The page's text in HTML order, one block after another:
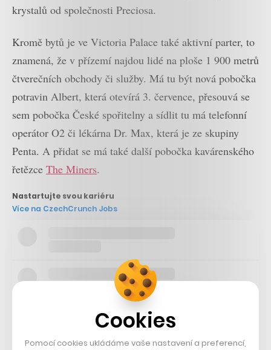
krystalů od společnosti Preciosa.
Kromě bytů je ve Victoria Palace také aktivní parter, to
znamená, že v přízemí najdou lidé na ploše 1 900 metrů
čtverečních obchody či služby. Má tu být nová pobočka
potravin Albert, která otevírá 3. července, přesouvá se
sem pobočka České spořitelny a sídlit tu má telefonní
operátor O2 či lékárna Dr. Max, která je ze skupiny
Penta. A přidat se má také další pobočka kavárenského
řetězce The Miners.
Nastartujte svou kariéru
Více na CzechCrunch Jobs
Cookies
Pomocí cookies ukládáme vaše nastavení a preferencí,